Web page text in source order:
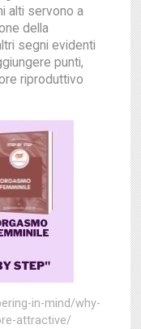
alti servono a
della
segni evidenti
punti,
riproduttivo
in-mind/why-
attractive/